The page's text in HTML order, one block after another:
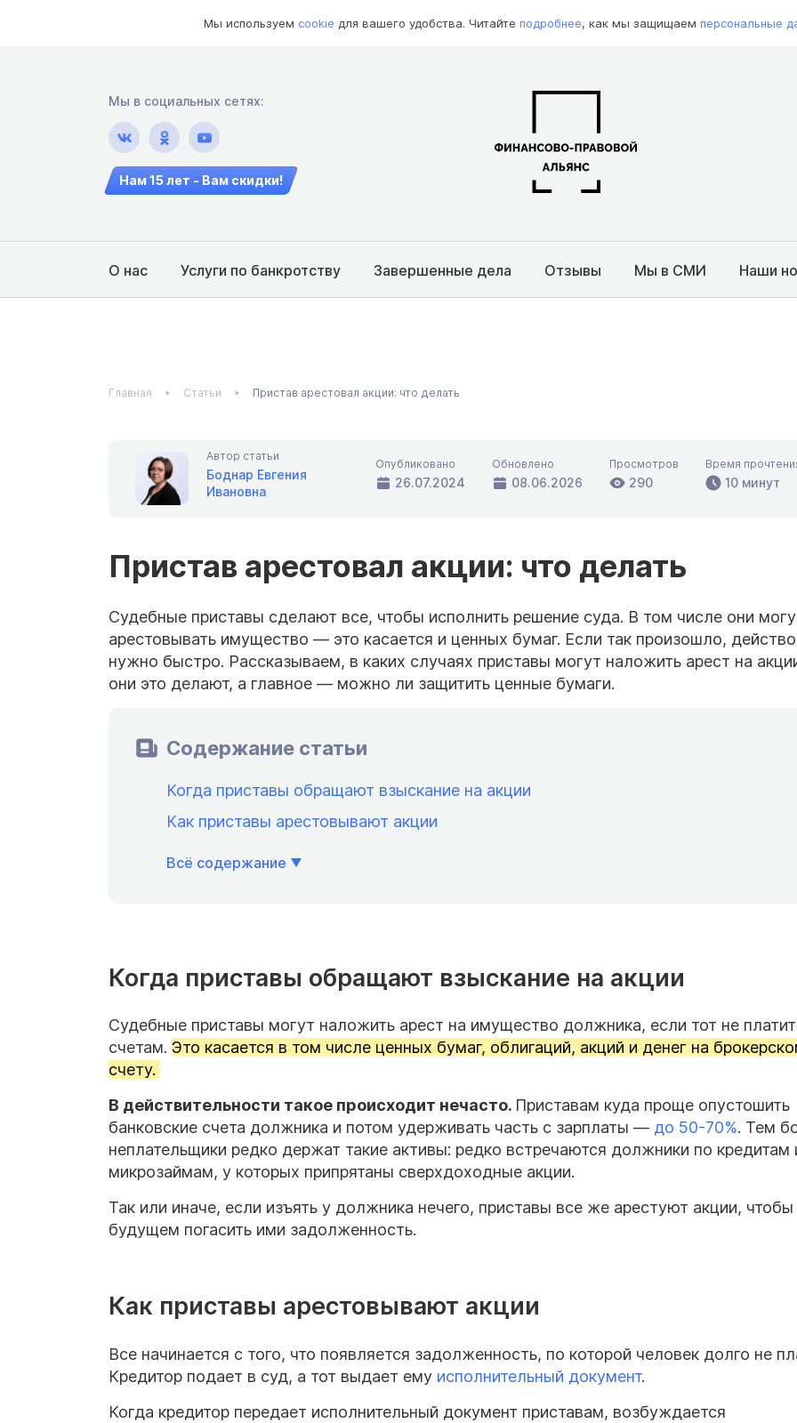
Мы используем cookie для вашего удобства. Читайте подробнее, как мы защищаем персональные
Мы в социальных сетях:
Нам 15 лет - Вам скидки!
О нас Услуги по банкротству Завершенные дела Отзывы Мы в СМИ Наши
Главная Статьи Пристав арестовал акции: что делать
Автор статьи
Боднар Евгения
Ивановна
Опубликовано
26.07.2024
Обновлено
08.06.2026
Просмотров
290
Время
10 минут
Пристав арестовал акции: что делать
Судебные приставы сделают все, чтобы исполнить решение суда. В том числе они
арестовывать имущество — это касается и ценных бумаг. Если так произошло,
нужно быстро. Рассказываем, в каких случаях приставы могут наложить арест на
они это делают, а главное — можно ли защитить ценные бумаги.
Содержание статьи
Когда приставы обращают взыскание на акции
Как приставы арестовывают акции
Всё содержание
Когда приставы обращают взыскание на акции
Судебные приставы могут наложить арест на имущество должника, если тот не
счетам. Это касается в том числе ценных бумаг, облигаций, акций и денег на
счету.
В действительности такое происходит нечасто. Приставам куда проще опустошить
банковские счета должника и потом удерживать часть с зарплаты — до 50-70%. Тем
неплательщики редко держат такие активы: редко встречаются должники по кредитам
микрозаймам, у которых припрятаны сверхдоходные акции.
Так или иначе, если изъять у должника нечего, приставы все же арестуют акции, чтобы
будущем погасить ими задолженность.
Как приставы арестовывают акции
Все начинается с того, что появляется задолженность, по которой человек долго не
Кредитор подает в суд, а тот выдает ему исполнительный документ.
Когда кредитор передает исполнительный документ приставам, возбуждается